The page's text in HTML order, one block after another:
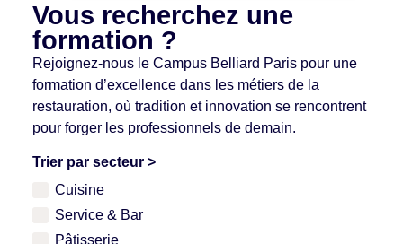
Vous recherchez une
formation ?
Rejoignez-nous le Campus Belliard Paris pour une
formation d’excellence dans les métiers de la
restauration, où tradition et innovation se rencontrent
pour forger les professionnels de demain.
Trier par secteur >
Cuisine
Service & Bar
Pâtisserie